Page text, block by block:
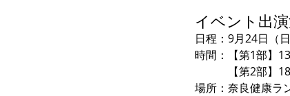
イベント出
日程：9月24日（日
時間：【第1部】
【第2部】
場所：奈良健康ラ